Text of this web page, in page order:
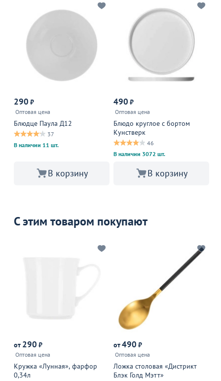
290 ₽
Оптовая цена
Блюдце Паула Д12
37
В наличии 11 шт.
В корзину
490 ₽
Оптовая цена
Блюдо круглое с бортом
Кунстверк
46
В наличии 3072 шт.
В корзину
С этим товаром покупают
от 290 ₽
Оптовая цена
Кружка «Лунная», фарфор
0,34л
от490 ₽
Оптовая цена
Ложка столовая «Дистрикт
Блэк Голд Мэтт»